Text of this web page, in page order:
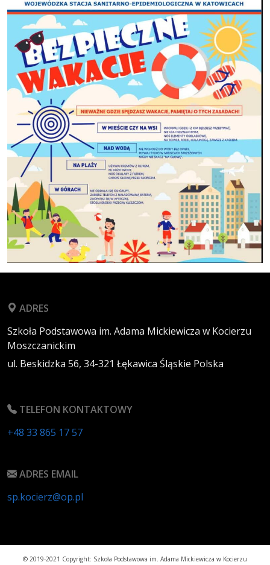
ADRES
Szkoła Podstawowa im. Adama Mickiewicza w Kocierzu
Moszczanickim
ul. Beskidzka 56, 34-321 Łękawica Śląskie Polska
TELEFON KONTAKTOWY
+48 33 865 17 57
ADRES EMAIL
sp.kocierz@op.pl
© 2019-2021 Copyright: Szkoła Podstawowa im. Adama Mickiewicza w Kocierzu